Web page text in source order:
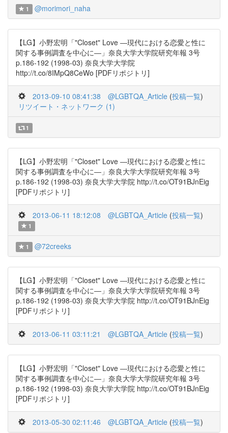
1 @morimori_naha
【LG】小野宏明「"Closet" Love ―現代における恋愛と性に
関する事例調査を中心に―」奈良大学大学院研究年報 3号
p.186-192 (1998-03) 奈良大学大学院
http://t.co/8IMpQ8CeWo [PDFリポジトリ]
2013-09-10 08:41:38 @LGBTQA_Article (投稿一覧)
リツイート・ネットワーク (1)
1
【LG】小野宏明「"Closet" Love ―現代における恋愛と性に
関する事例調査を中心に―」奈良大学大学院研究年報 3号
p.186-192 (1998-03) 奈良大学大学院 http://t.co/OT91BJnEig
[PDFリポジトリ]
2013-06-11 18:12:08 @LGBTQA_Article (投稿一覧)
1
1 @72creeks
【LG】小野宏明「"Closet" Love ―現代における恋愛と性に
関する事例調査を中心に―」奈良大学大学院研究年報 3号
p.186-192 (1998-03) 奈良大学大学院 http://t.co/OT91BJnEig
[PDFリポジトリ]
2013-06-11 03:11:21 @LGBTQA_Article (投稿一覧)
【LG】小野宏明「"Closet" Love ―現代における恋愛と性に
関する事例調査を中心に―」奈良大学大学院研究年報 3号
p.186-192 (1998-03) 奈良大学大学院 http://t.co/OT91BJnEig
[PDFリポジトリ]
2013-05-30 02:11:46 @LGBTQA_Article (投稿一覧)